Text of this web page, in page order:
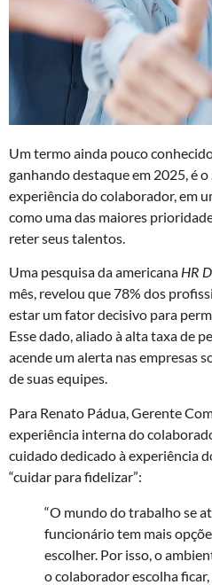
Um termo ainda pouco
ganhando destaque em 2025, é o
experiência do colaborador, em
como uma das maiores
reter seus talentos.
Uma pesquisa da americana HR
mês, revelou que 78% dos
estar um fator decisivo para
Esse dado, aliado à alta taxa de
acende um alerta nas empresas
de suas equipes.
Para Renato Pádua, Gerente
experiência interna do
cuidado dedicado à experiência
“cuidar para fidelizar”:
“O mundo do trabalho se
funcionário tem mais
escolher. Por isso, o
o colaborador escolha